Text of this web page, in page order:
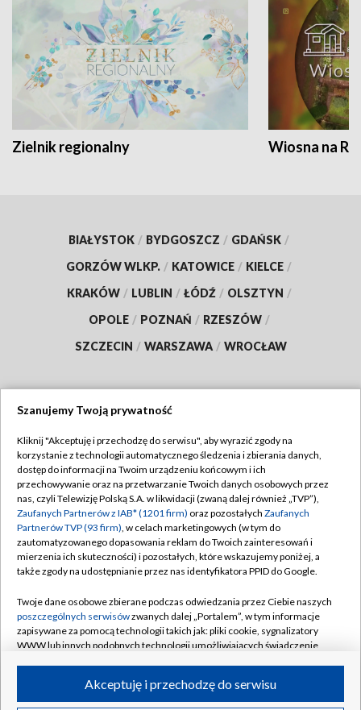
Zielnik regionalny Wiosna na
BIAŁYSTOK / BYDGOSZCZ / GDAŃSK /
GORZÓW WLKP. / KATOWICE / KIELCE /
KRAKÓW / LUBLIN / ŁÓDŹ / OLSZTYN /
OPOLE / POZNAŃ / RZESZÓW /
SZCZECIN / WARSZAWA / WROCŁAW
TVP
Abonament TVP
Emisja w TVP
Centrum informacji TVP
Naziemna Telewizja Cyfrowa
Rada Programowa
System NOS
Informacje o nadawcy
Program dla prasy
Regulamin TVP
Polityka prywatności
Moje zgody
Pomoc
Kontakt
Kanały
Szanujemy Twoją prywatność
Kliknij "Akceptuję i przechodzę do serwisu", aby wyrazić zgody na
korzystanie z technologii automatycznego śledzenia i zbierania danych,
dostęp do informacji na Twoim urządzeniu końcowym i ich
przechowywanie oraz na przetwarzanie Twoich danych osobowych przez
nas, czyli Telewizję Polską S.A. w likwidacji (zwaną dalej również „TVP”),
Zaufanych Partnerów z IAB* (1201 firm) oraz pozostałych Zaufanych
Partnerów TVP (93 firm), w celach marketingowych (w tym do
zautomatyzowanego dopasowania reklam do Twoich zainteresowań i
mierzenia ich skuteczności) i pozostałych, które wskazujemy poniżej, a
także zgody na udostępnianie przez nas identyfikatora PPID do Google.
Twoje dane osobowe zbierane podczas odwiedzania przez Ciebie naszych
poszczególnych serwisówzwanych dalej „Portalem”, w tym informacje
zapisywane za pomocą technologii takich jak: pliki cookie, sygnalizatory
WWW lub innych podobnych technologii umożliwiających świadczenie
ruchu w Internecie.Akceptuję i przechodzę do serwisu